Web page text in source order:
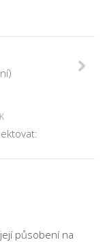
působení na